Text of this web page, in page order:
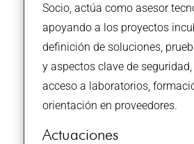
Socio, actúa como asesor
apoyando a los proyectos
definición de soluciones,
y aspectos clave de
acceso a laboratorios,
orientación en proveedores.
Actuaciones